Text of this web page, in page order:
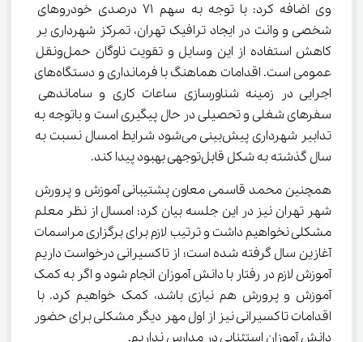
وی اضافه کرد: با توجه به سهم ۷۱ درصدی خودروهای
شخصی و وانت در ایجاد ترافیک تهران، تمرکز شهرداری بر
کاهش استفاده از این وسایل و تقویت ناوگان حمل‌ونقل
عمومی است. اقدامات هماهنگ با فرمانداری و دستگاه‌های
اجرایی در زمینه شناورسازی ساعات کاری و ساماندهی
سفرهای شغلی و تحصیلی در حال پیگیری است و باتوجه به
تدابیر شهرداری پیش‌بینی می‌شود شرایط امسال نسبت به
سال گذشته به شکل قابل‌توجهی بهبود پیدا کند.
همچنین محمد قاسمی معاون پشتیبانی آموزش و پرورش
شهر تهران نیز در این جلسه بیان کرد: امسال از نظر معلم
مشکلی نخواهیم داشت و ترتیب لازم برای برگزاری مراسمات
آغازین سال گرفته شده است؛ از تاکسیرانی درخواست داریم
آموزش لازم در رفتار با دانش آموزان انجام شود و اگر به کمک
آموزش و پرورش هم نیازی باشد، کمک خواهیم کرد. با
اقدامات تاکسیرانی نیز از اول مهر دیگر مشکلی برای حضور
دانش آموزان استثنایی در مدارس نداریم.